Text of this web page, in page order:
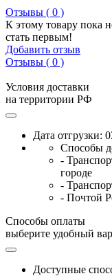
Отзывы ( 0 )
К этому товару пока
стать первым!
Добавить отзыв
Отзывы ( 0 )
Условия доставки
на территории РФ
Дата отгрузки:
Способы
-
городе
-
- Почтой
Способы оплаты
выберите удобный
Доступные